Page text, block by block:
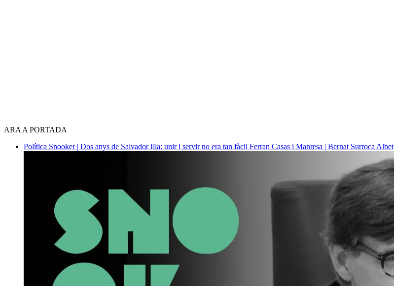
ARA A PORTADA
Política Snooker | Dos anys de Salvador Illa: unir i servir no era tan fàcil Ferran Casas i Manresa | Bernat Surroca Albet